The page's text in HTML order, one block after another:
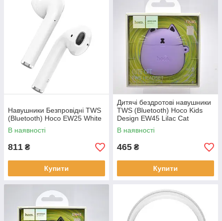
Навушники Безпровідні TWS
(Bluetooth) Hoco EW25 White
В наявності
811 ₴
Купити
Дитячі бездротові навушники
TWS (Bluetooth) Hoco Kids
Design EW45 Lilac Cat
(Бузковий кіт)
В наявності
465 ₴
Купити